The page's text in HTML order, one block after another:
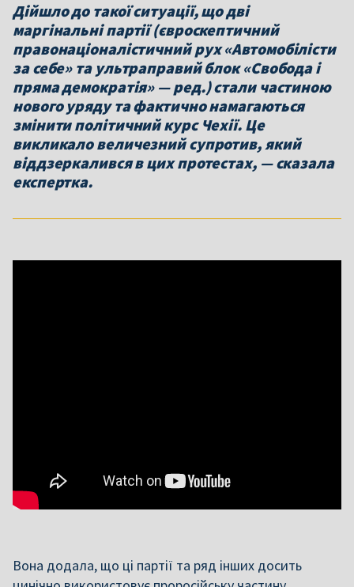
Дійшло до такої ситуації, що дві
маргінальні партії (євроскептичний
правонаціоналістичний рух «Автомобілісти
за себе» та ультраправий блок «Свобода і
пряма демократія» — ред.) стали частиною
нового уряду та фактично намагаються
змінити політичний курс Чехії. Це
викликало величезний супротив, який
віддзеркалився в цих протестах, — сказала
експертка.
Вона додала, що ці партії та ряд інших досить